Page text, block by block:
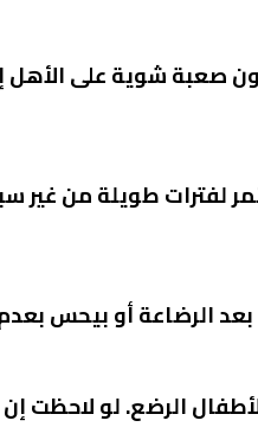
شوية على الأهل
لفترات طويلة من
الرضاعة أو بيحس
الرضع. لو لاحظت